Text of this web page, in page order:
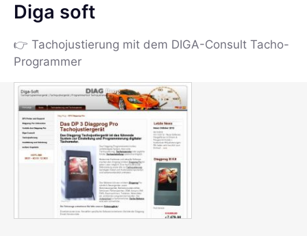
Diga soft
👉 Tachojustierung mit dem DIGA-Consult Tacho-
Programmer